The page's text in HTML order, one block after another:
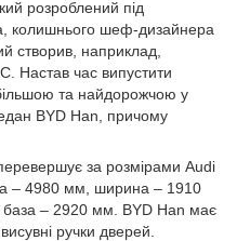
розроблений під
колишнього шеф-дизайнера
створив, наприклад,
Настав час випустити
та найдорожчою у
BYD Han, причому
за розмірами Audi
– 4980 мм, ширина – 1910
– 2920 мм. BYD Han має
ручки дверей.